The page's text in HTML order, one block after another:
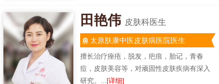
田艳伟 皮肤科医生
太原肤康中医皮肤病医院医生
擅长治疗痤疮，脱发，疤痕，胎记，青春
痘，皮肤美容等，对顽固性皮肤疾病有深入
研究。... [详细]